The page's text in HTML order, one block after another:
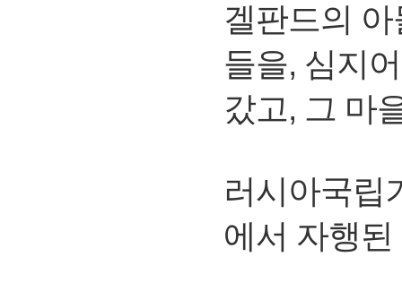
겔판드의
들을, 심지
갔고, 그 마
러시아국립
에서 자행